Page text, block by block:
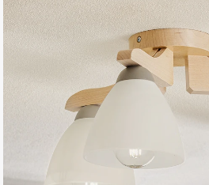
slutet
av
bildgalleriet